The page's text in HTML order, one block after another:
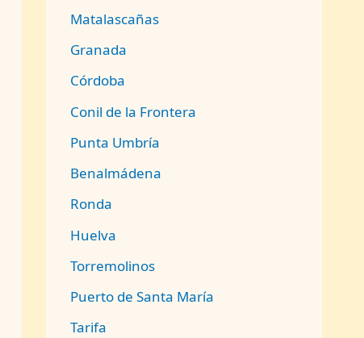
Matalascañas
Granada
Córdoba
Conil de la Frontera
Punta Umbría
Benalmádena
Ronda
Huelva
Torremolinos
Puerto de Santa María
Tarifa